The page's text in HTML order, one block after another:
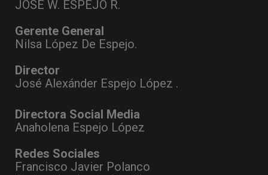
JOSÉ W. ESPEJO R.
Gerente General
Nilsa López De Espejo.
Director
José Alexánder Espejo López .
Directora Social Media
Anaholena Espejo López
Redes Sociales
Francisco Javier Polanco